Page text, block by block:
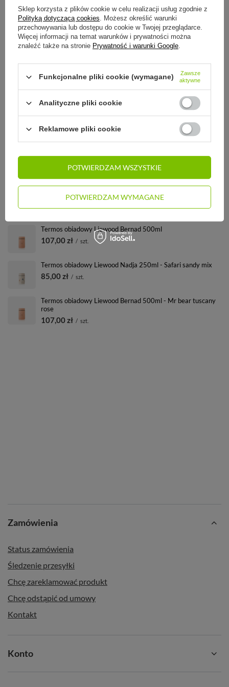
Odroczone płatności. Kup teraz, zapłać za 30 dni, jeżeli nie zwrócisz
SZCZEGÓŁOWE INFORMACJE
STREFA REKOMENDACJI
ZADAJ PYTANIE
ZOBACZ RÓWNIEŻ:
Termos obiadowy Liewood Bernad 500ml - Space sandy mix
Termos obiadowy Liewood Bernad 500ml
107,00 zł / szt.
Termos obiadowy Liewood Nadja 250ml - Safari sandy mix
85,00 zł / szt.
Termos obiadowy Liewood Bernad 500ml - Mr bear tuscany
rose
107,00 zł / szt.
Zamówienia
Status zamówienia
Śledzenie przesyłki
Chcę zareklamować produkt
Chcę odstąpić od umowy
Kontakt
Konto
Sklep korzysta z plików cookie w celu realizacji usług zgodnie z
Polityką dotyczącą cookies. Możesz określić warunki
przechowywania lub dostępu do cookie w Twojej przeglądarce.
Więcej informacji na temat warunków i prywatności można
znaleźć także na stronie Prywatność i warunki Google.
Funkcjonalne pliki cookie (wymagane)
Zawsze
aktywne
Analityczne pliki cookie
Reklamowe pliki cookie
POTWIERDZAM WYMAGANE
POTWIERDZAM WSZYSTKIE